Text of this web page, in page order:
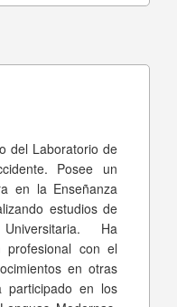
del Laboratorio de
Posee un
en la Enseñanza
estudios de
Ha
profesional con el
en otras
participado en los